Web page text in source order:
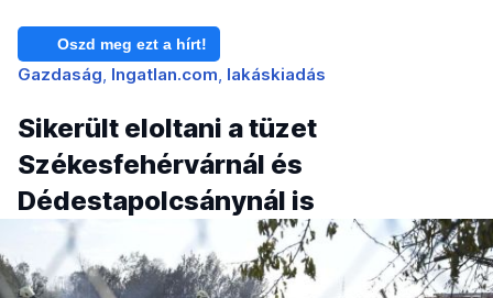
Oszd meg ezt a hírt!
Gazdaság Ingatlan.com lakáskiadás
Sikerült eloltani a tüzet
Székesfehérvárnál és
Dédestapolcsánynál is